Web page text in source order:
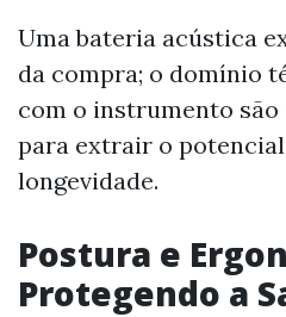
Uma bateria acústica
da compra; o domínio
com o instrumento
para extrair o
longevidade.
Postura e
Protegendo a